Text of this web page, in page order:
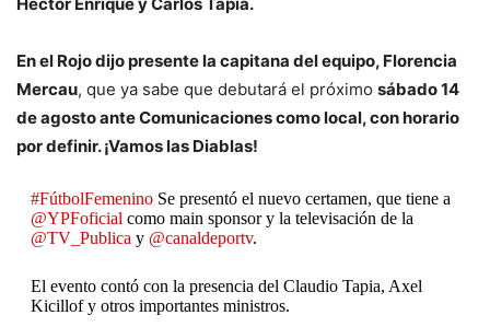
En el Rojo dijo presente la capitana del equipo, Florencia
Mercau, que ya sabe que debutará el próximo sábado 14
de agosto ante Comunicaciones como local, con horario
por definir. ¡Vamos las Diablas!
#FútbolFemeninoSe presentó el nuevo certamen, que tiene a
@YPFoficial como main sponsor y la televisación de la
@TV_Publica y @canaldeportv.
El evento contó con la presencia del Claudio Tapia, Axel
Kicillof y otros importantes ministros.